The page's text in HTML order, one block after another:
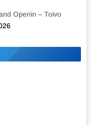
Openin – Toivo